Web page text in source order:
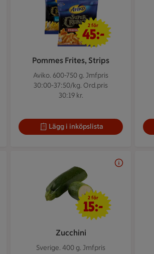
Pommes Frites, Strips
Aviko. 600-750 g. Jmfpris
30:00-37:50/kg. Ord.pris
30:19 kr.
2 för 45 kr
2 för
45:-
Lägg i inköpslista
Zucchini
Sverige. 400 g. Jmfpris
2 för 15 kr
2 för
15:-